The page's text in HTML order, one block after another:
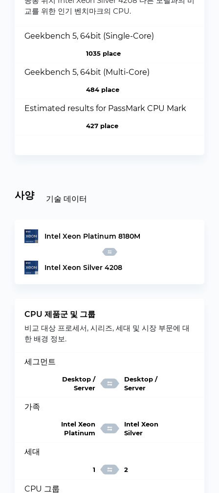
교를 위한 인기 벤치마크의 CPU.
Geekbench 5, 64bit (Single-Core)
1035 place
Geekbench 5, 64bit (Multi-Core)
484 place
Estimated results for PassMark CPU Mark
427 place
사양 기술 데이터
Intel Xeon Platinum 8180M
Intel Xeon Silver 4208
CPU 제품군 및 그룹
비교 대상 프로세서, 시리즈, 세대 및 시장 부문에 대
한 배경 정보.
세그먼트
Desktop /
Server
Desktop /
Server
가족
Intel Xeon
Platinum
Intel Xeon
Silver
세대
1 2
CPU 그룹